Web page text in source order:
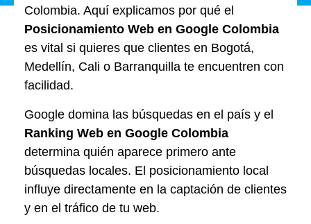
Colombia. Aquí explicamos por qué el
Posicionamiento Web en Google Colombia
es vital si quieres que clientes en Bogotá,
Medellín, Cali o Barranquilla te encuentren con
facilidad.
Google domina las búsquedas en el país y el
Ranking Web en Google Colombia
determina quién aparece primero ante
búsquedas locales. El posicionamiento local
influye directamente en la captación de clientes
y en el tráfico de tu web.